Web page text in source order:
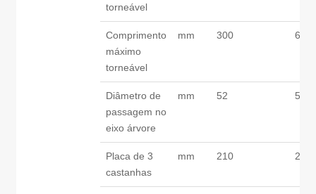
torneável
Comprimento
máximo
torneável
mm 300 600
Diâmetro de
passagem no
eixo árvore
mm 52 52
Placa de 3
castanhas
mm 210 210